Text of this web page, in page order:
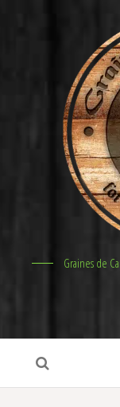
Graines de